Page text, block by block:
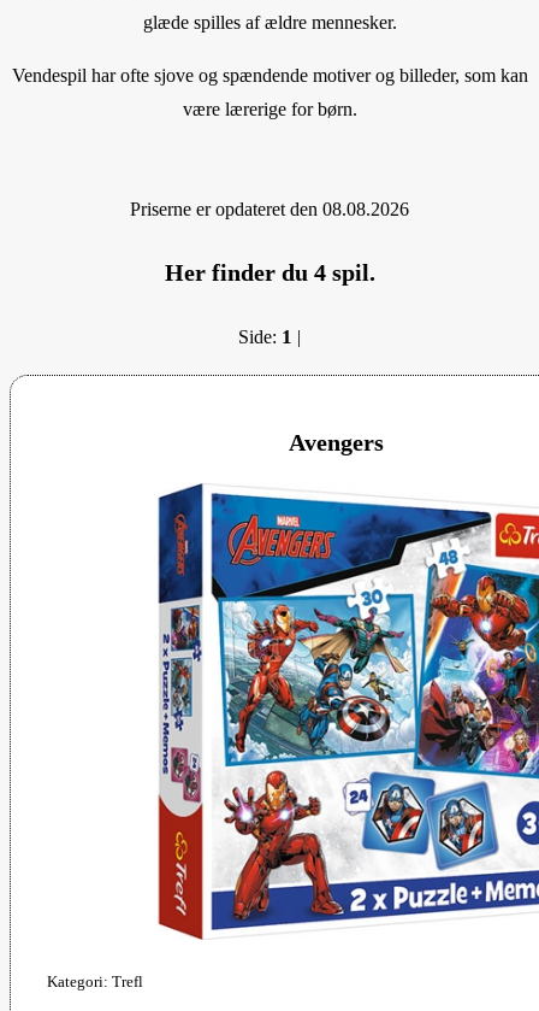
glæde spilles af ældre mennesker.
Vendespil har ofte sjove og spændende motiver og billeder, som kan
være lærerige for børn.
Priserne er opdateret den 08.08.2026
Her finder du 4spil.
Side: 1 |
Avengers
Kategori: Trefl